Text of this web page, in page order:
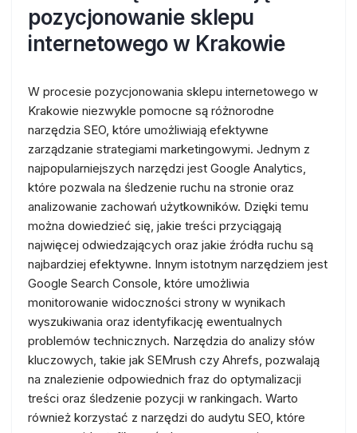
pozycjonowanie sklepu
internetowego w Krakowie
W procesie pozycjonowania sklepu internetowego w
Krakowie niezwykle pomocne są różnorodne
narzędzia SEO, które umożliwiają efektywne
zarządzanie strategiami marketingowymi. Jednym z
najpopularniejszych narzędzi jest Google Analytics,
które pozwala na śledzenie ruchu na stronie oraz
analizowanie zachowań użytkowników. Dzięki temu
można dowiedzieć się, jakie treści przyciągają
najwięcej odwiedzających oraz jakie źródła ruchu są
najbardziej efektywne. Innym istotnym narzędziem jest
Google Search Console, które umożliwia
monitorowanie widoczności strony w wynikach
wyszukiwania oraz identyfikację ewentualnych
problemów technicznych. Narzędzia do analizy słów
kluczowych, takie jak SEMrush czy Ahrefs, pozwalają
na znalezienie odpowiednich fraz do optymalizacji
treści oraz śledzenie pozycji w rankingach. Warto
również korzystać z narzędzi do audytu SEO, które